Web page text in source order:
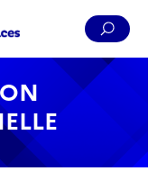
Pied de page